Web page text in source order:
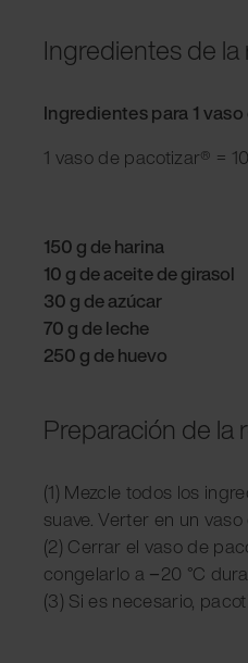
Ingredientes de la
Ingredientes para 1
1 vaso de pacotizar® =
150 g de harina
10 g de aceite de girasol
30 g de azúcar
70 g de leche
250 g de huevo
Preparación de la
(1) Mezcle todos los
suave. Verter en un
(2) Cerrar el vaso de
congelarlo a −20 °C
(3) Si es necesario,